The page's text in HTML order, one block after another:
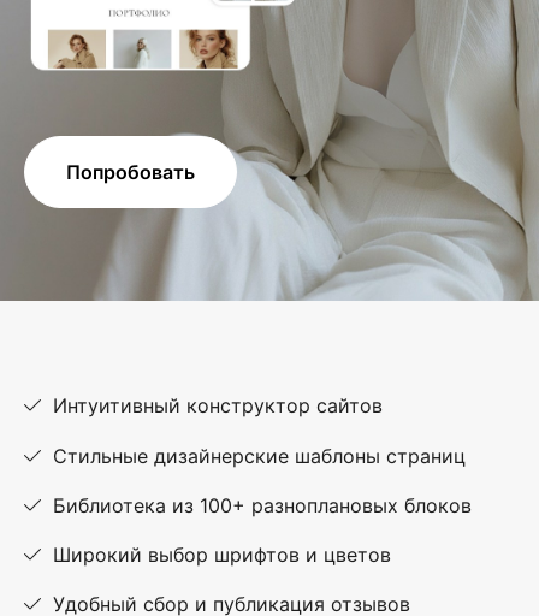
Попробовать
Интуитивный конструктор сайтов
Стильные дизайнерские шаблоны страниц
Библиотека из 100+ разноплановых блоков
Широкий выбор шрифтов и цветов
Удобный сбор и публикация отзывов